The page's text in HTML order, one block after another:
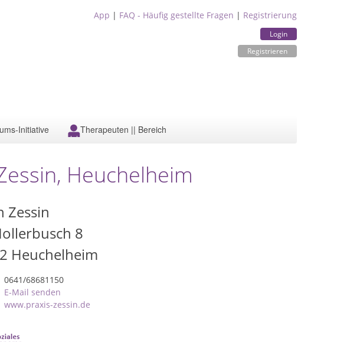
App | FAQ - Häufig gestellte Fragen | Registrierung
Login
Registrieren
Initiative Therapeuten || Bereich
Heuchelheim
Zessin
8
Heuchelheim
0641/68681150
E-Mail senden
www.praxis-zessin.de